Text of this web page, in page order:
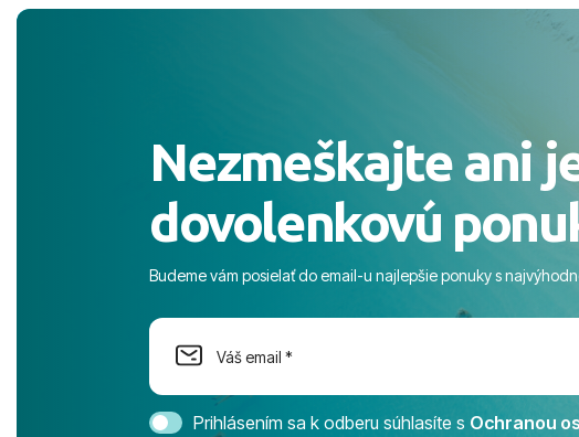
čierneho! ​Čo nás
ochotní a starostliví
celého dňa. ​Areál a
prostredie, veľa zelene
s pozvoľným vstupom
more. ​Program: Skvelé
na moment nenudil, no
dostatok priestoru na
Magic Life Jacaranda
svedomím odporučiť
bezstarostnú
Nezmeškajte ani
dovolenkovú
Budeme vám posielať do email-u najlepšie ponuky s
Prihlásením sa k odberu súhlasíte s Ochranou